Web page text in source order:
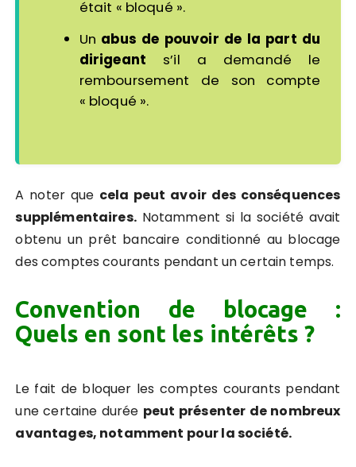
était « bloqué ».
Un abus de pouvoir de la part du
dirigeant s’il a demandé le
remboursement de son compte
« bloqué ».
A noter que cela peut avoir des conséquences
supplémentaires.Notamment si la société avait
obtenu un prêt bancaire conditionné au blocage
des comptes courants pendant un certain temps.
Convention de blocage :
Quels en sont les intérêts ?
Le fait de bloquer les comptes courants pendant
une certaine durée peut présenter de nombreux
avantages, notamment pour la société.